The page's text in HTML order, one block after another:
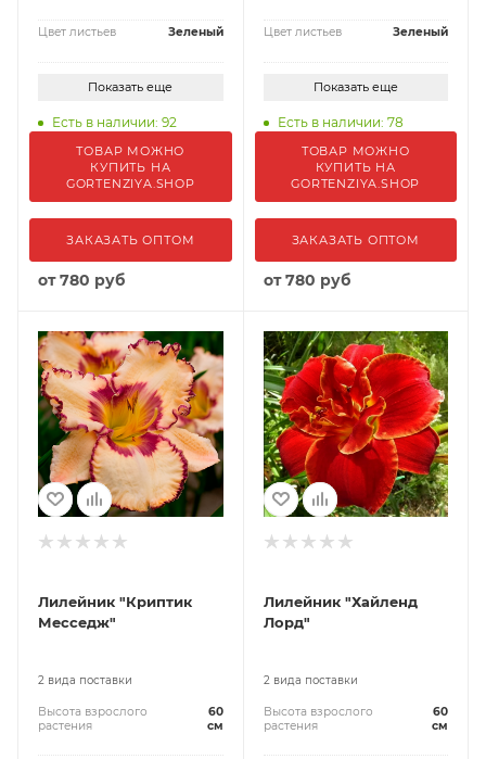
Цвет листьев Зеленый
Показать еще
Есть в наличии: 92
ТОВАР МОЖНО
КУПИТЬ НА
GORTENZIYA.SHOP
ЗАКАЗАТЬ ОПТОМ
от780 руб
Цвет листьев Зеленый
Показать еще
Есть в наличии: 78
ТОВАР МОЖНО
КУПИТЬ НА
GORTENZIYA.SHOP
ЗАКАЗАТЬ ОПТОМ
от780 руб
Лилейник "Криптик
Месседж"
2 вида поставки
Высота взрослого
растения
60
см
Лилейник "Хайленд
Лорд"
2 вида поставки
Высота взрослого
растения
60
см